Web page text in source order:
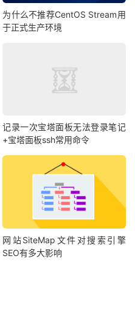
为什么不推荐CentOS Stream用
于正式生产环境
记录一次宝塔面板无法登录笔记
+宝塔面板ssh常用命令
网站SiteMap文件对搜索引擎
SEO有多大影响